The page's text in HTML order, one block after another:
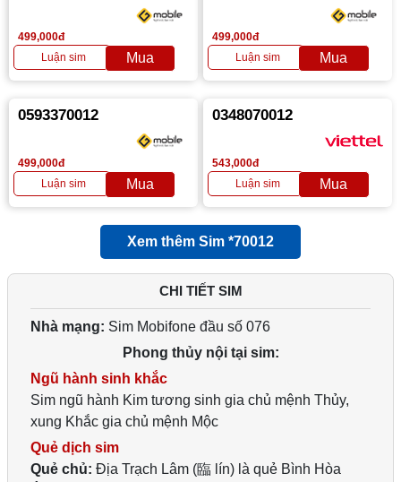
499,000đ 499,000đ
0593370012
499,000đ
0348070012
543,000đ
Xem thêm Sim *70012
CHI TIẾT SIM
Nhà mạng: Sim Mobifone đầu số 076
Phong thủy nội tại sim:
Ngũ hành sinh khắc
Sim ngũ hành Kim tương sinh gia chủ mệnh Thủy,
xung Khắc gia chủ mệnh Mộc
Quẻ dịch sim
Quẻ chủ: Địa Trạch Lâm (臨 lín) là quẻ Bình Hòa